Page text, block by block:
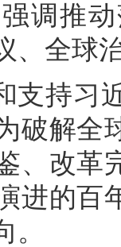
调推
、全球
支持习
破解全
、改革
进的百